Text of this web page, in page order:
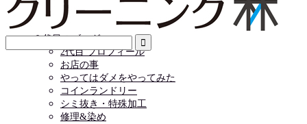
店舗情報
お問い合わせ
２代目のブログ
2代目 プロフィール
お店の事
やってはダメをやってみた
コインランドリー
シミ抜き・特殊加工
修理&染め